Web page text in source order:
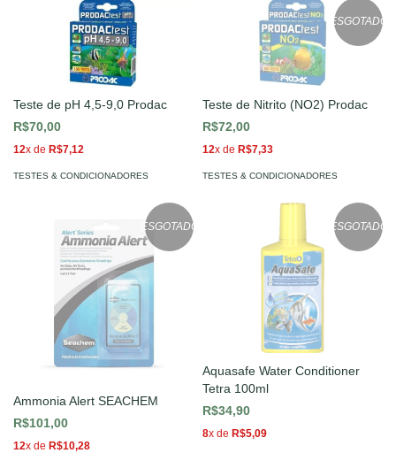
Teste de pH 4,5-9,0 Prodac
R$70,00
12x de R$7,12
TESTES & CONDICIONADORES
ESGOTADO
Teste de Nitrito (NO2) Prodac
R$72,00
12x de R$7,33
TESTES & CONDICIONADORES
ESGOTADO
Ammonia Alert SEACHEM
R$101,00
12x de R$10,28
ESGOTADO
Aquasafe Water Conditioner
Tetra 100ml
R$34,90
8x de R$5,09